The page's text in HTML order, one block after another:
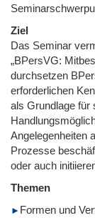
Ziel
Das Seminar
„BPersVG:
durchsetzen
erforderlichen
als Grundlage für
Angelegenheiten
Prozesse
oder auch
Themen
Formen und